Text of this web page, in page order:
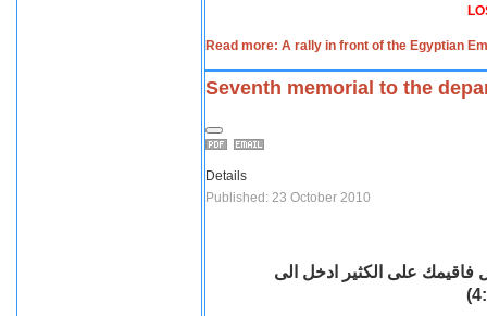
Read more: A rally in front of the Egyptian
Seventh memorial to the
Details
Published: 23 October 2010
فاقيمك على الكثير ادخل الى